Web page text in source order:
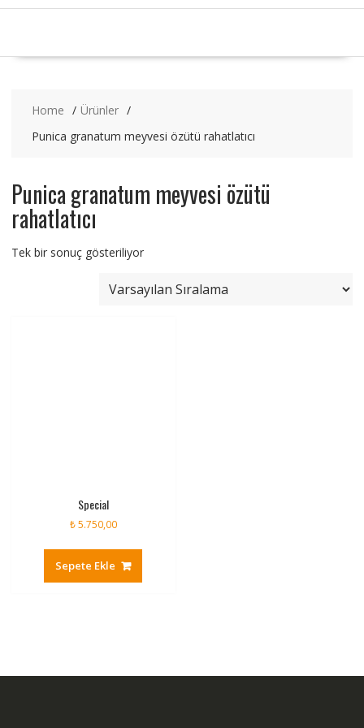
Home
Ürünler
Punica granatum meyvesi özütü rahatlatıcı
Punica granatum meyvesi özütü
rahatlatıcı
Tek bir sonuç gösteriliyor
Special
₺5.750,00
Sepete Ekle